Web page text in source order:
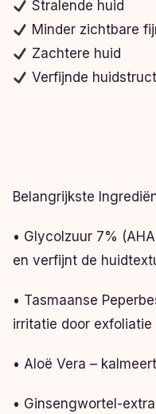
Stralende huid
Minder zichtbare
Zachtere huid
Verfijnde
Belangrijkste
• Glycolzuur 7%
en verfijnt de
• Tasmaanse
irritatie door exfoliatie
• Aloë Vera –
• Ginsengwortel-